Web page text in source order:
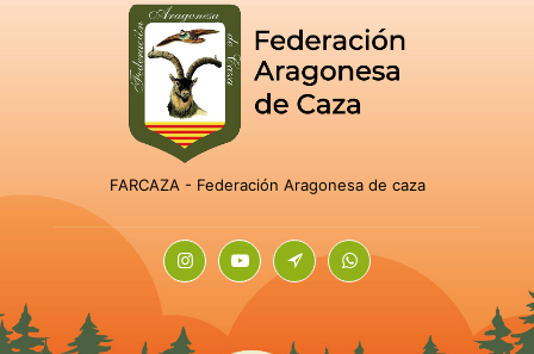
FARCAZA - Federación Aragonesa de caza